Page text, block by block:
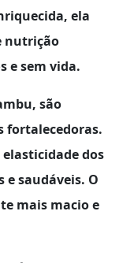
ela
nutrição
e sem vida.
, são
fortalecedoras.
dos
saudáveis. O
mais macio e